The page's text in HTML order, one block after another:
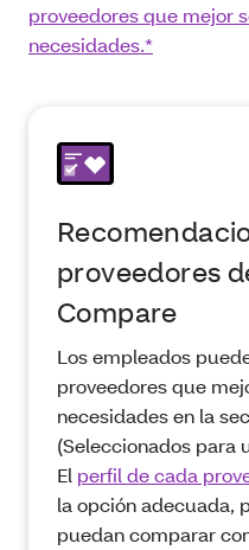
proveedores que mejor
necesidades.*
proveedores
Compare
Los empleados
proveedores que
necesidades en la
(Seleccionados para
El perfil de cada
la opción adecuada,
puedan comparar